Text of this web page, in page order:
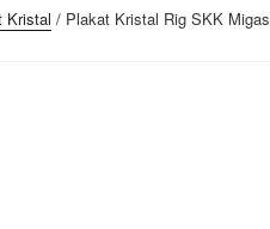
Kristal / Plakat Kristal Rig SKK Migas